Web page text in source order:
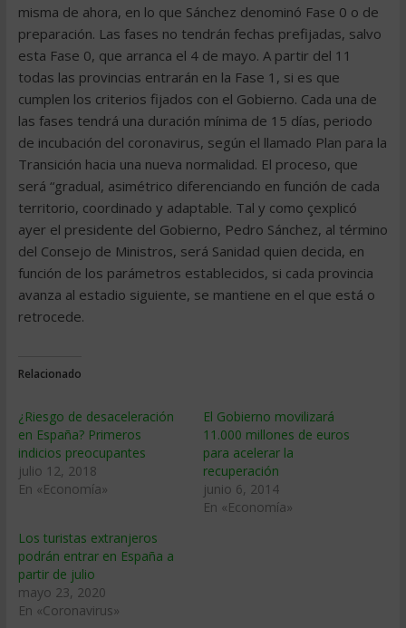
misma de ahora, en lo que Sánchez denominó Fase 0 o de
preparación. Las fases no tendrán fechas prefijadas, salvo
esta Fase 0, que arranca el 4 de mayo. A partir del 11
todas las provincias entrarán en la Fase 1, si es que
cumplen los criterios fijados con el Gobierno. Cada una de
las fases tendrá una duración mínima de 15 días, periodo
de incubación del coronavirus, según el llamado Plan para la
Transición hacia una nueva normalidad. El proceso, que
será “gradual, asimétrico diferenciando en función de cada
territorio, coordinado y adaptable. Tal y como çexplicó
ayer el presidente del Gobierno, Pedro Sánchez, al término
del Consejo de Ministros, será Sanidad quien decida, en
función de los parámetros establecidos, si cada provincia
avanza al estadio siguiente, se mantiene en el que está o
retrocede.
Relacionado
¿Riesgo de desaceleración
en España? Primeros
indicios preocupantes
julio 12, 2018
En «Economía»
El Gobierno movilizará
11.000 millones de euros
para acelerar la
recuperación
junio 6, 2014
En «Economía»
Los turistas extranjeros
podrán entrar en España a
partir de julio
mayo 23, 2020
En «Coronavirus»